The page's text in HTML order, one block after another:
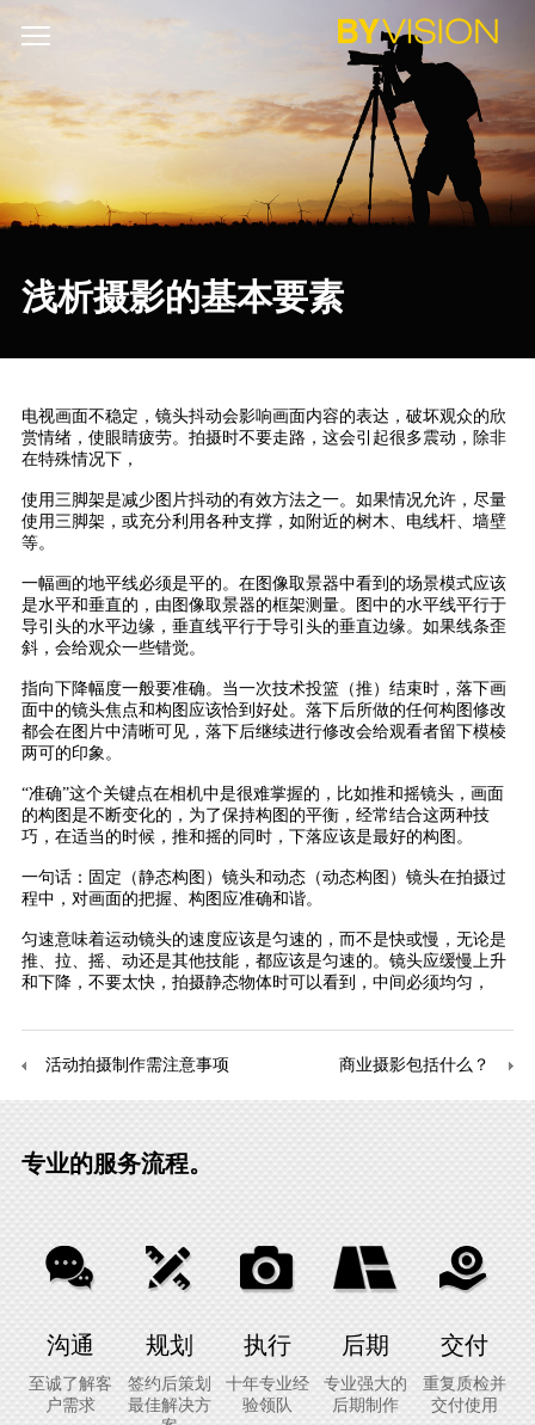
浅析摄影的基本要素
电视画面不稳定，镜头抖动会影响画面内容的表达，破坏观众的欣
赏情绪，使眼睛疲劳。拍摄时不要走路，这会引起很多震动，除非
在特殊情况下，
使用三脚架是减少图片抖动的有效方法之一。如果情况允许，尽量
使用三脚架，或充分利用各种支撑，如附近的树木、电线杆、墙壁
等。
一幅画的地平线必须是平的。在图像取景器中看到的场景模式应该
是水平和垂直的，由图像取景器的框架测量。图中的水平线平行于
导引头的水平边缘，垂直线平行于导引头的垂直边缘。如果线条歪
斜，会给观众一些错觉。
指向下降幅度一般要准确。当一次技术投篮（推）结束时，落下画
面中的镜头焦点和构图应该恰到好处。落下后所做的任何构图修改
都会在图片中清晰可见，落下后继续进行修改会给观看者留下模棱
两可的印象。
“准确”这个关键点在相机中是很难掌握的，比如推和摇镜头，画面
的构图是不断变化的，为了保持构图的平衡，经常结合这两种技
巧，在适当的时候，推和摇的同时，下落应该是最好的构图。
一句话：固定（静态构图）镜头和动态（动态构图）镜头在拍摄过
程中，对画面的把握、构图应准确和谐。
匀速意味着运动镜头的速度应该是匀速的，而不是快或慢，无论是
推、拉、摇、动还是其他技能，都应该是匀速的。镜头应缓慢上升
和下降，不要太快，拍摄静态物体时可以看到，中间必须均匀，
活动拍摄制作需注意事项 商业摄影包括什么？
专业的服务流程。
沟通
至诚了解客
户需求
规划
签约后策划
最佳解决方
执行
十年专业经
验领队
后期
专业强大的
后期制作
交付
重复质检并
交付使用